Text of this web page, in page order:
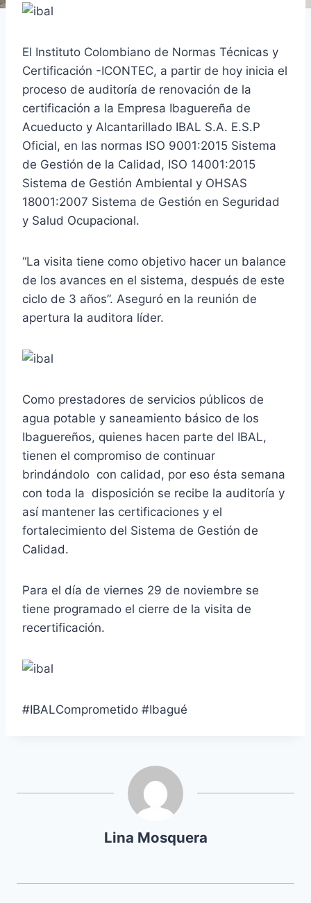
El Instituto Colombiano de Normas Técnicas y
Certificación -ICONTEC, a partir de hoy inicia el
proceso de auditoría de renovación de la
certificación a la Empresa Ibaguereña de
Acueducto y Alcantarillado IBAL S.A. E.S.P
Oficial, en las normas ISO 9001:2015 Sistema
de Gestión de la Calidad, ISO 14001:2015
Sistema de Gestión Ambiental y OHSAS
18001:2007 Sistema de Gestión en Seguridad
y Salud Ocupacional.
“La visita tiene como objetivo hacer un balance
de los avances en el sistema, después de este
ciclo de 3 años”. Aseguró en la reunión de
apertura la auditora líder.
Como prestadores de servicios públicos de
agua potable y saneamiento básico de los
Ibaguereños, quienes hacen parte del IBAL,
tienen el compromiso de continuar
brindándolo con calidad, por eso ésta semana
con toda la disposición se recibe la auditoría y
así mantener las certificaciones y el
fortalecimiento del Sistema de Gestión de
Calidad.
Para el día de viernes 29 de noviembre se
tiene programado el cierre de la visita de
recertificación.
#IBALComprometido #Ibagué
Lina Mosquera